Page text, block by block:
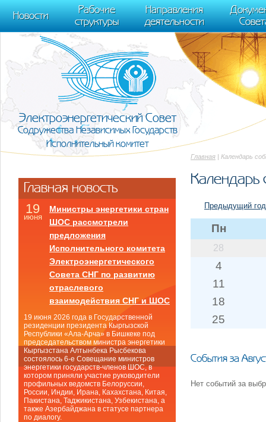
m[i].l=1*new Date(); for (var j = 0; j < document.scripts.length; j++) {if
[0],k.async=1,k.src=r,a.parentNode.insertBefore(k,a)}) (window,
trackLinks:true, accurateTrackBounce:true });
Новости
Рабочие
структуры
Направления
деятельности
Электроэнергетический Совет
Содружества Независимых Государств
Исполнительный комитет
Главная | Календарь
Календарь
Предыдущий год
Пн
28
4
11
18
25
События за
Нет событий за
Главная новость
19
июня
Министры энергетики стран
ШОС рассмотрели
предложения
Исполнительного комитета
Электроэнергетического
Совета СНГ по развитию
отраслевого
взаимодействия СНГ и ШОС
19 июня 2026 года в Государственной
резиденции президента Кыргызской
Республики «Ала-Арча» в Бишкеке под
председательством министра энергетики
Кыргызстана Алтынбека Рысбекова
состоялось 6-е Совещание министров
энергетики государств-членов ШОС, в
котором приняли участие руководители
профильных ведомств Белоруссии,
России, Индии, Ирана, Кахахстана, Китая,
Пакистана, Таджикистана, Узбекистана, а
также Азербайджана в статусе партнера
по диалогу.